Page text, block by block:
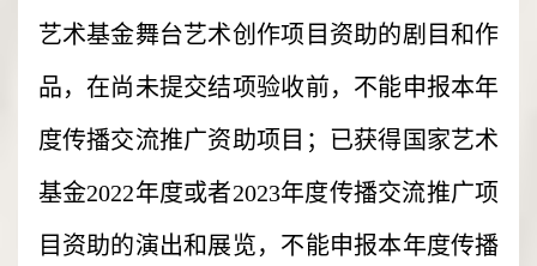
艺术基金舞台艺术创作项目资助的剧目和作
品，在尚未提交结项验收前，不能申报本年
度传播交流推广资助项目；已获得国家艺术
基金2022年度或者2023年度传播交流推广项
目资助的演出和展览，不能申报本年度传播